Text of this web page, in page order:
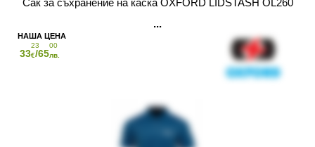
33
23
€/65
00
лв.